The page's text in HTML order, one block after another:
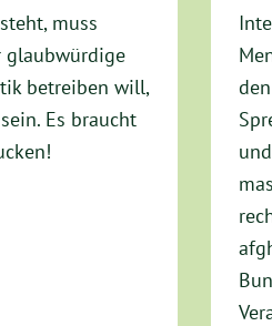
muss
glaubwürdige
betreiben will,
Es braucht